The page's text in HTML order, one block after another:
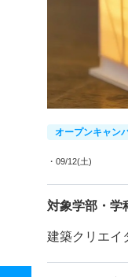
オープンキャン
・09/12(土)
対象学部・学
建築クリエイ